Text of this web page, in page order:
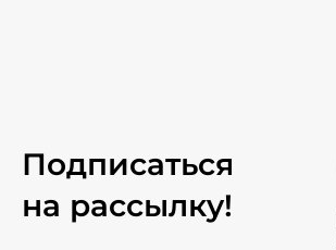
Подписаться
на рассылкy!